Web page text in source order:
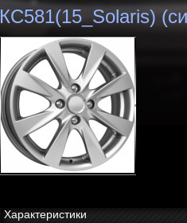
КС581(15_Solaris)
Характеристики